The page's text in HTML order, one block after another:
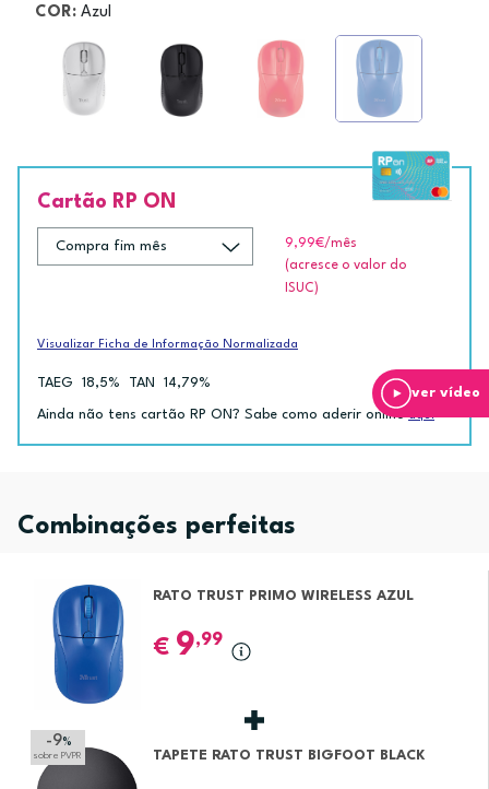
ver vídeo
COR: Azul
Cartão RP ON
9,99€/mês
(acresce o valor do
ISUC)
Visualizar Ficha de Informação Normalizada
TAEG 18,5% TAN 14,79%
Ainda não tens cartão RP ON? Sabe como aderir onlineaqui
Combinações perfeitas
RATO TRUST PRIMO WIRELESS AZUL
€ 9,99
-9%
sobre PVPR TAPETE RATO TRUST BIGFOOT BLACK